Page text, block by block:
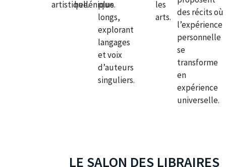
artistique.hellénique.
plus
longs,
explorant
langages
et voix
d’auteurs
singuliers.
les
arts.
des récits où
l’expérience
personnelle
se
transforme
en
expérience
universelle.
LE SALON DES LIBRAIRES